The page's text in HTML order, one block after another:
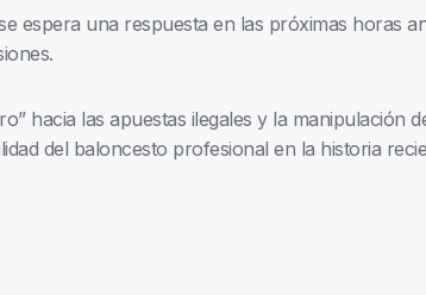
espera una respuesta en las próximas horas
hacia las apuestas ilegales y la manipulación
del baloncesto profesional en la historia